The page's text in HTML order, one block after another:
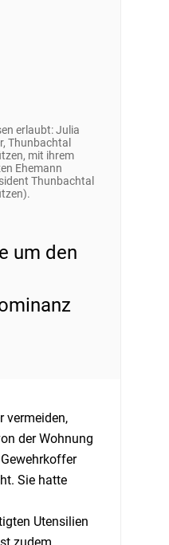
erlaubt: Julia
Thunbachtal
mit ihrem
Ehemann
Thunbachtal
um den
vermeiden,
der Wohnung
Sie hatte
Utensilien